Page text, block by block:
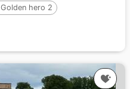
Golden hero 2